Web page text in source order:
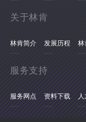
关于林肯
林肯简介 发展历程 林
服务支持
服务网点 资料下载 人